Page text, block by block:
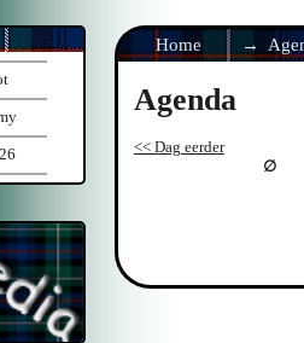
Home
Agenda
<< Dag eerder